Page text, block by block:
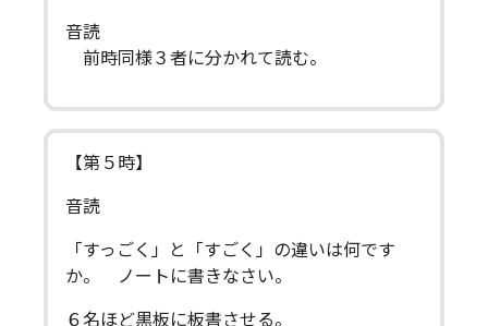
音読
前時同様３者に分かれて読む。
【第５時】
音読
「すっごく」と「すごく」の違いは何です
か。 ノートに書きなさい。
６名ほど黒板に板書させる。